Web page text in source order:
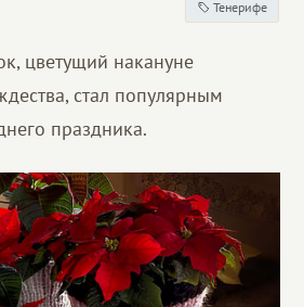
Тенерифе
цветущий накануне
стал популярным
праздника.